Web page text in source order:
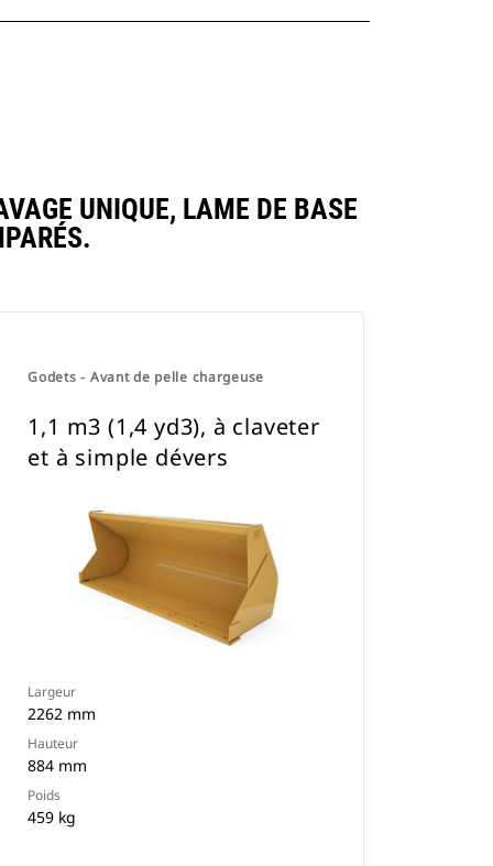
UNIQUE, LAME DE BASE
Godets - Avant de pelle chargeuse
1,1 m3 (1,4 yd3), à claveter
et à simple dévers
Largeur
2262 mm
Hauteur
884 mm
Poids
459 kg